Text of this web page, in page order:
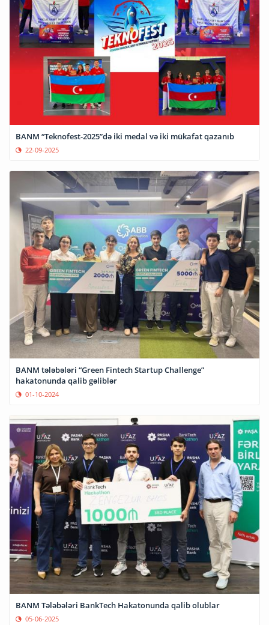
BANM “Teknofest-2025”də iki medal və iki mükafat qazanıb
22-09-2025
BANM tələbələri “Green Fintech Startup Challenge”
hakatonunda qalib gəliblər
01-10-2024
BANM Tələbələri BankTech Hakatonunda qalib olublar
05-06-2025